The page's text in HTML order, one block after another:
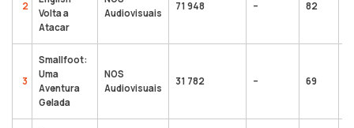
2
Volta a
Atacar
Audiovisuais
71 948 – 82
3
Smallfoot:
Uma
Aventura
Gelada
NOS
Audiovisuais
31 782 – 69